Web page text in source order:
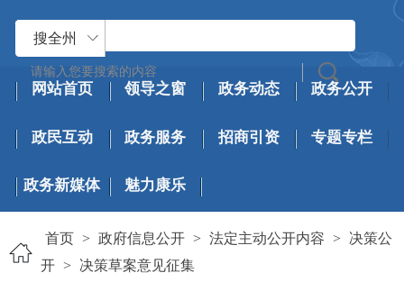
搜全州
网站首页 领导之窗 政务动态 政务公开
政民互动 政务服务 招商引资 专题专栏
政务新媒体 魅力康乐
首页 > 政府信息公开 > 法定主动公开内容 > 决策公
开 > 决策草案意见征集